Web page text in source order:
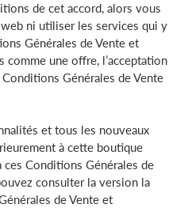
de cet accord, alors vous
ni utiliser les services qui y
Générales de Vente et
comme une offre, l’acceptation
Générales de Vente
et tous les nouveaux
à cette boutique
Conditions Générales de
consulter la version la
de Vente et